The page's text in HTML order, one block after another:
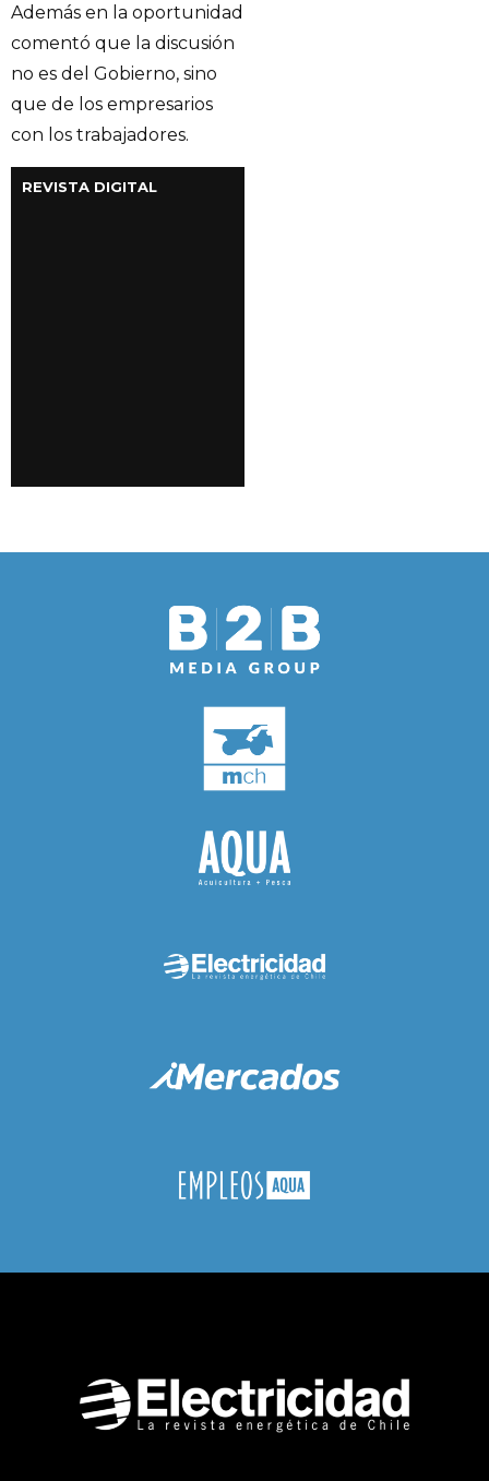
Además en la oportunidad
comentó que la discusión
no es del Gobierno, sino
que de los empresarios
con los trabajadores.
REVISTA DIGITAL